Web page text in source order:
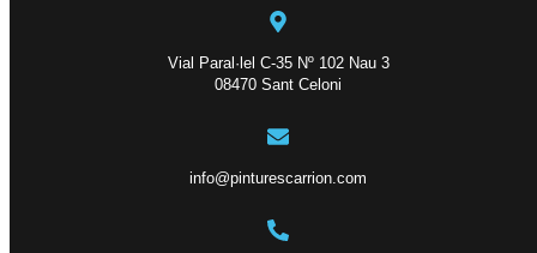
Vial Paral·lel C-35 Nº 102 Nau 3
08470 Sant Celoni
info@pinturescarrion.com